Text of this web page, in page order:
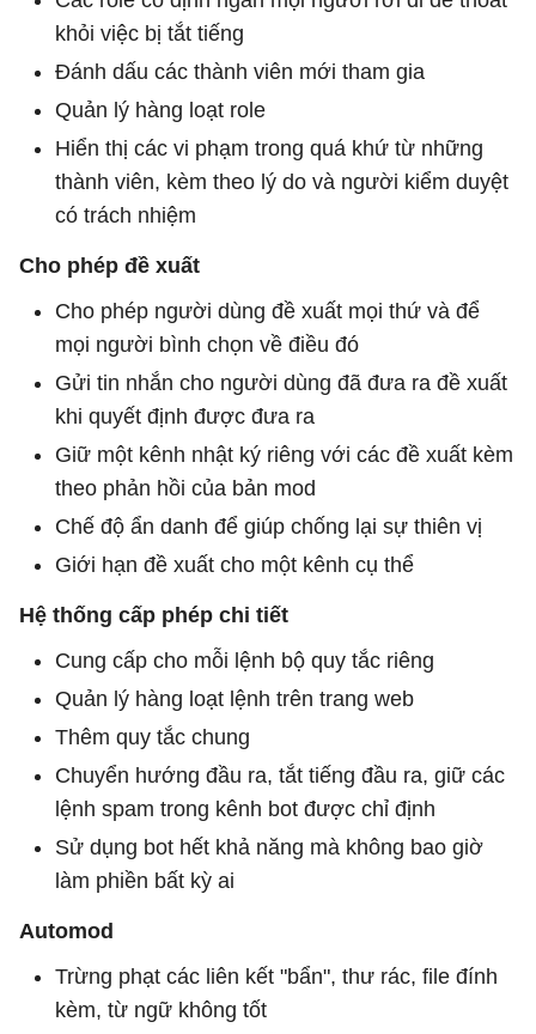
khỏi việc bị tắt tiếng
Đánh dấu các thành viên mới tham gia
Quản lý hàng loạt role
Hiển thị các vi phạm trong quá khứ từ những
thành viên, kèm theo lý do và người kiểm duyệt
có trách nhiệm
Cho phép đề xuất
Cho phép người dùng đề xuất mọi thứ và để
mọi người bình chọn về điều đó
Gửi tin nhắn cho người dùng đã đưa ra đề xuất
khi quyết định được đưa ra
Giữ một kênh nhật ký riêng với các đề xuất kèm
theo phản hồi của bản mod
Chế độ ẩn danh để giúp chống lại sự thiên vị
Giới hạn đề xuất cho một kênh cụ thể
Hệ thống cấp phép chi tiết
Cung cấp cho mỗi lệnh bộ quy tắc riêng
Quản lý hàng loạt lệnh trên trang web
Thêm quy tắc chung
Chuyển hướng đầu ra, tắt tiếng đầu ra, giữ các
lệnh spam trong kênh bot được chỉ định
Sử dụng bot hết khả năng mà không bao giờ
làm phiền bất kỳ ai
Automod
Trừng phạt các liên kết "bẩn", thư rác, file đính
kèm, từ ngữ không tốt